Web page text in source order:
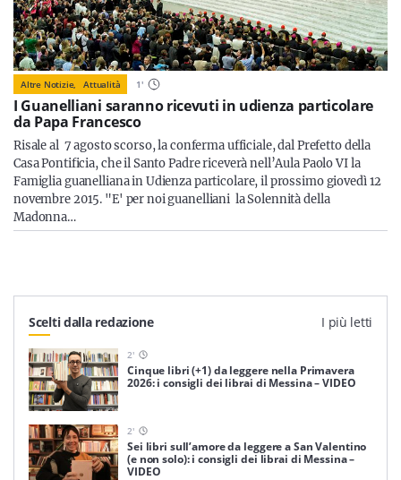
Altre Notizie, Attualità 1'
I Guanelliani saranno ricevuti in udienza particolare
da Papa Francesco
Risale al 7 agosto scorso, la conferma ufficiale, dal Prefetto della
Casa Pontificia, che il Santo Padre riceverà nell’Aula Paolo VI la
Famiglia guanelliana in Udienza particolare, il prossimo giovedì 12
novembre 2015. "E' per noi guanelliani la Solennità della
Madonna…
Scelti dalla redazione I più letti
2'
Cinque libri (+1) da leggere nella Primavera
2026: i consigli dei librai di Messina – VIDEO
2'
Sei libri sull’amore da leggere a San Valentino
(e non solo): i consigli dei librai di Messina –
VIDEO